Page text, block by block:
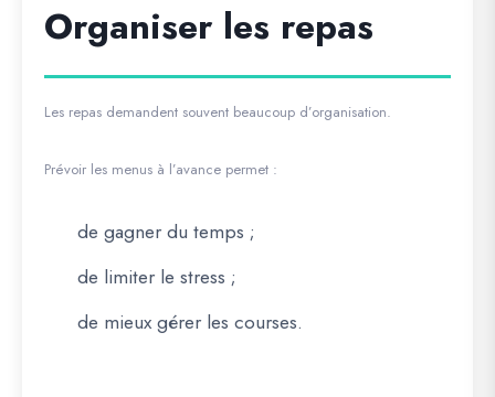
Organiser les repas
Les repas demandent souvent beaucoup d’organisation.
Prévoir les menus à l’avance permet :
de gagner du temps ;
de limiter le stress ;
de mieux gérer les courses.